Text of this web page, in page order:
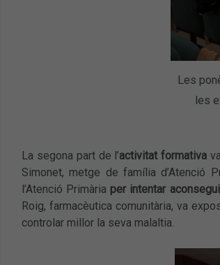
Les
les
La segona part de l’activitat formativa
Simonet, metge de família d’Atenció
l’Atenció Primària per intentar
Roig, farmacèutica comunitària, va
controlar millor la seva malaltia.